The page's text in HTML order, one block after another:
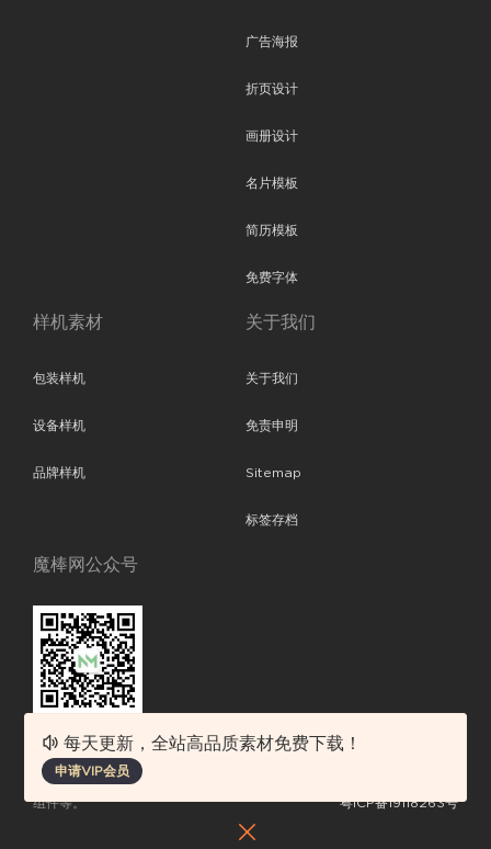
广告海报
折页设计
画册设计
名片模板
简历模板
免费字体
样机素材
包装样机
设备样机
品牌样机
关于我们
关于我们
免责申明
Sitemap
标签存档
魔棒网公众号
魔棒网提供优质设计模板下载，分享优秀的设计。素材包含了APP设计、
平面素材、ppt模板、网页设计、前端代码、样机素材、插画图片、附加
组件等。
粤ICP备19118263号
每天更新，全站高品质素材免费下载！
申请VIP会员